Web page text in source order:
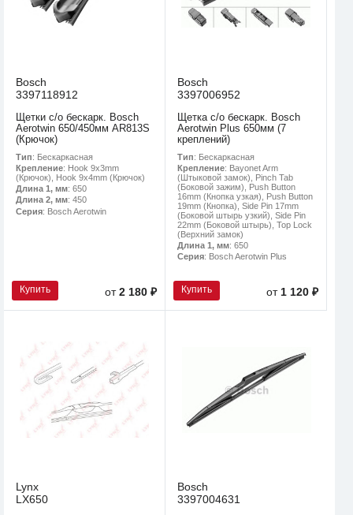
Bosch
3397118912
Щетки с/о бескарк. Bosch
Aerotwin 650/450мм AR813S
(Крючок)
Тип: Бескаркасная
Крепление: Hook 9x3mm
(Крючок), Hook 9x4mm (Крючок)
Длина 1, мм: 650
Длина 2, мм: 450
Серия: Bosch Aerotwin
Купить от2 180 ₽
Bosch
3397006952
Щетка с/о бескарк. Bosch
Aerotwin Plus 650мм (7
креплений)
Тип: Бескаркасная
Крепление: Bayonet Arm
(Штыковой замок), Pinch Tab
(Боковой зажим), Push Button
16mm (Кнопка узкая), Push Button
19mm (Кнопка), Side Pin 17mm
(Боковой штырь узкий), Side Pin
22mm (Боковой штырь), Top Lock
(Верхний замок)
Длина 1, мм: 650
Серия: Bosch Aerotwin Plus
Купить от 1 120 ₽
Lynx
LX650
Bosch
3397004631